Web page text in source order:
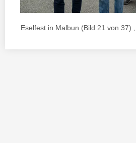
Eselfest in Malbun (Bild 21 von 37) ,